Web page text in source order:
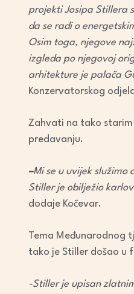
projekti Josipa Stillera
da se radi o
Osim toga, njegove
izgleda po njegovoj
arhitekture je palača
Konzervatorskog
Zahvati na tako starim
predavanju.
–Mi se u uvijek
Stiller je obilježio
dodaje Kočevar.
Tema Međunarodnog
tako je Stiller došao u
-Stiller je upisan